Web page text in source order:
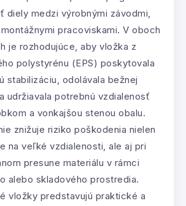
diely medzi výrobnými závodmi,
pracoviskami. V oboch
je rozhodujúce, aby vložka z
polystyrénu (EPS) poskytovala
stabilizáciu, odolávala bežnej
udržiavala potrebnú vzdialenosť
a vonkajšou stenou obalu.
znižuje riziko poškodenia nielen
na veľké vzdialenosti, ale aj pri
presune materiálu v rámci
alebo skladového prostredia.
vložky predstavujú praktické a